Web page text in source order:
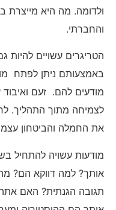
ולדומה. מה היא מייצרת
והחברתי.
הטריגרים עשויים להיות
באמצעותם ניתן לפתח
מודעים להם. זעם ואיבוד
לצמיחה מתוך התהליך.
את החמלה והביטחון
מודעות עשויה להתחיל
אותך? למה דווקא הם?
תגובה הגנתית? האם